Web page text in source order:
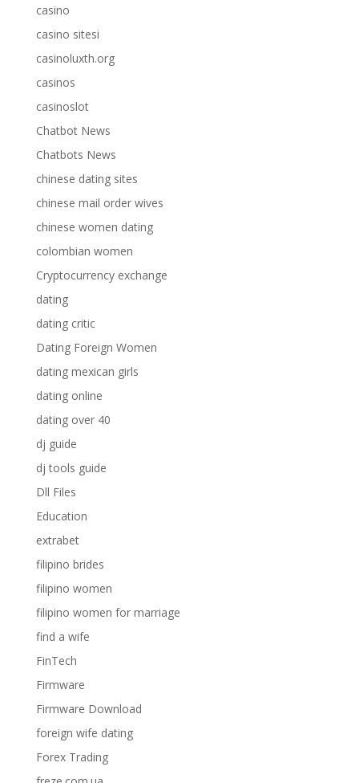
casino
casino sitesi
casinoluxth.org
casinos
casinoslot
Chatbot News
Chatbots News
chinese dating sites
chinese mail order wives
chinese women dating
colombian women
Cryptocurrency exchange
dating
dating critic
Dating Foreign Women
dating mexican girls
dating online
dating over 40
dj guide
dj tools guide
Dll Files
Education
extrabet
filipino brides
filipino women
filipino women for marriage
find a wife
FinTech
Firmware
Firmware Download
foreign wife dating
Forex Trading